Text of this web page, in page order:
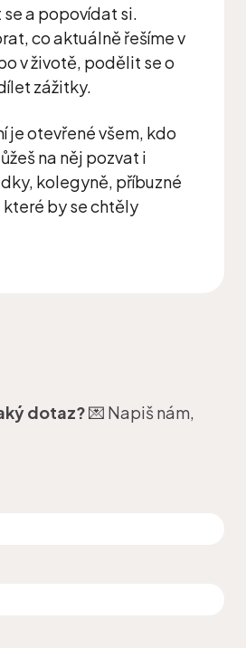
a popovídat si.
co aktuálně řešíme v
v životě, podělit se o
zážitky.
je otevřené všem, kdo
na něj pozvat i
kolegyně, příbuzné
které by se chtěly
dotaz?💌 Napiš nám,